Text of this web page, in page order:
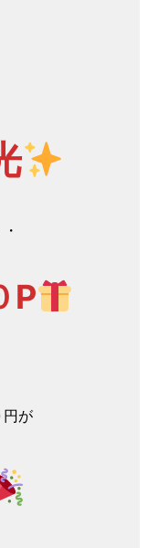
P
円が